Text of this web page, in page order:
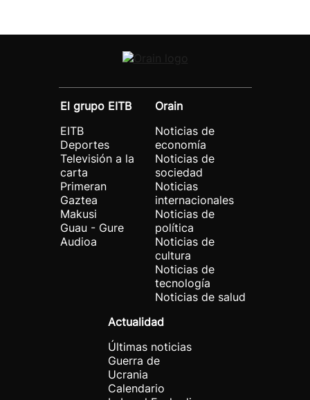
El grupo EITB
EITB
Deportes
Televisión a la
carta
Primeran
Gaztea
Makusi
Guau - Gure
Audioa
Orain
Noticias de
economía
Noticias de
sociedad
Noticias
internacionales
Noticias de
política
Noticias de
cultura
Noticias de
tecnología
Noticias de salud
Actualidad
Últimas noticias
Guerra de
Ucrania
Calendario